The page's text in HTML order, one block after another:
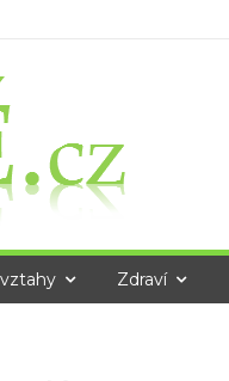
Zdraví